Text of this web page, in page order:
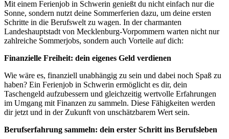
Mit einem Ferienjob in Schwerin genießt du nicht einfach nur die
Sonne, sondern nutzt deine Sommerferien dazu, um deine ersten
Schritte in die Berufswelt zu wagen. In der charmanten
Landeshauptstadt von Mecklenburg-Vorpommern warten nicht nur
zahlreiche Sommerjobs, sondern auch Vorteile auf dich:
Finanzielle Freiheit: dein eigenes Geld verdienen
Wie wäre es, finanziell unabhängig zu sein und dabei noch Spaß zu
haben? Ein Ferienjob in Schwerin ermöglicht es dir, dein
Taschengeld aufzubessern und gleichzeitig wertvolle Erfahrungen
im Umgang mit Finanzen zu sammeln. Diese Fähigkeiten werden
dir jetzt und in der Zukunft von unschätzbarem Wert sein.
Berufserfahrung sammeln: dein erster Schritt ins Berufsleben